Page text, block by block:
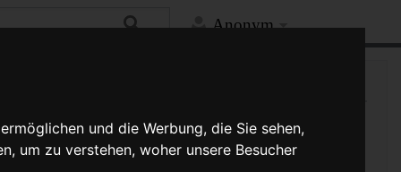
und die Werbung, die Sie sehen,
um zu verstehen, woher unsere Besucher
Anonym
durch die Auswahl
muss
Spezialseite
Druckversion